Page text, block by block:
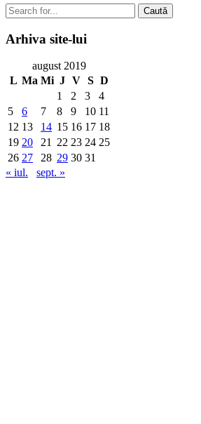
Caută
Arhiva site-lui
august 2019
L Ma Mi J V S D
1
2 3
4
5
6 7 8 9 10 11
12 13 14 15 16 17 18
19 20 21 22 23 24 25
26 27 28 29 30 31
« iul.
sept. »